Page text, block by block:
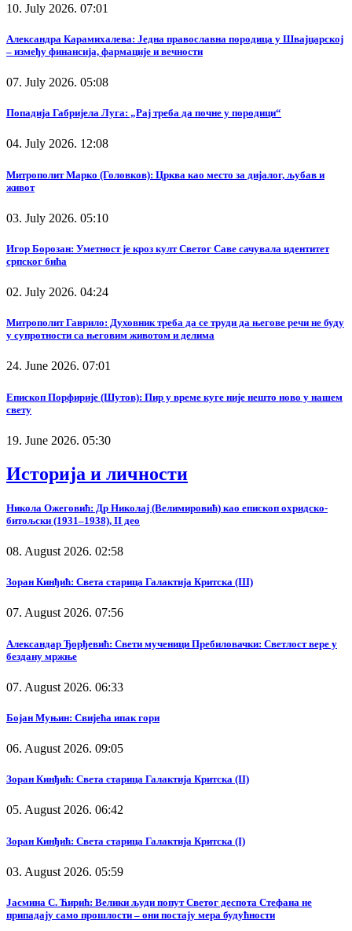
10. July 2026. 07:01
Александра Карамихалева: Једна православна породица у Швајцарској
– између финансија, фармације и вечности
07. July 2026. 05:08
Попадија Габријела Луга: „Рај треба да почне у породици“
04. July 2026. 12:08
Митрополит Марко (Головков): Црква као место за дијалог, љубав и
живот
03. July 2026. 05:10
Игор Борозан: Уметност је кроз култ Светог Саве сачувала идентитет
српског бића
02. July 2026. 04:24
Митрополит Гаврило: Духовник треба да се труди да његове речи не буду
у супротности са његовим животом и делима
24. June 2026. 07:01
Епископ Порфирије (Шутов): Пир у време куге није нешто ново у нашем
свету
19. June 2026. 05:30
Историја и личности
Никола Ожеговић: Др Николај (Велимировић) као епископ охридско-
битољски (1931–1938), II део
08. August 2026. 02:58
Зоран Кинђић: Света старица Галактија Критска (III)
07. August 2026. 07:56
Александар Ђорђевић: Свети мученици Пребиловачки: Светлост вере у
бездану мржње
07. August 2026. 06:33
Бојан Муњин: Свијећа ипак гори
06. August 2026. 09:05
Зоран Кинђић: Света старица Галактија Критска (II)
05. August 2026. 06:42
Зоран Кинђић: Света старица Галактија Критска (I)
03. August 2026. 05:59
Јасмина С. Ћирић: Велики људи попут Светог деспота Стефана не
припадају само прошлости – они постају мера будућности